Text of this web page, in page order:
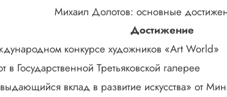
Михаил Долотов: основные
Достижение
конкурсе художников «Art World»
в Государственной Третьяковской галерее
вклад в развитие искусства» от